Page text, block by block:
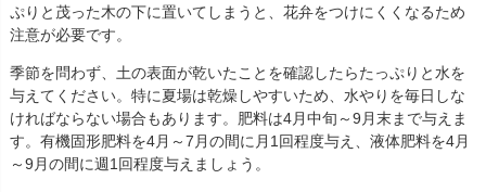
ぷりと茂った木の下に置いてしまうと、花弁をつけにくくなるため
注意が必要です。
季節を問わず、土の表面が乾いたことを確認したらたっぷりと水を
与えてください。特に夏場は乾燥しやすいため、水やりを毎日しな
ければならない場合もあります。肥料は4月中旬～9月末まで与えま
す。有機固形肥料を4月～7月の間に月1回程度与え、液体肥料を4月
～9月の間に週1回程度与えましょう。